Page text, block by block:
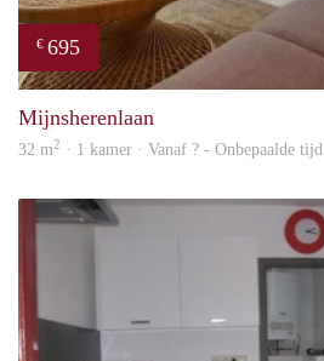
€ 695
Mijnsherenlaan
32 m2 · 1 kamer · Vanaf ? - Onbepaalde tijd